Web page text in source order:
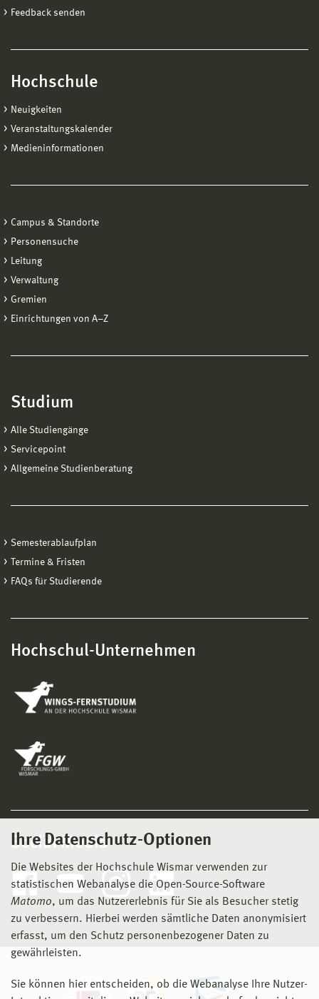
Ihre Datenschutz-Optionen
Die Websites der Hochschule Wismar verwenden zur
statistischen Webanalyse die Open-Source-Software
Matomo, um das Nutzererlebnis für Sie als Besucher stetig
zu verbessern. Hierbei werden sämtliche Daten anonymisiert
erfasst, um den Schutz personenbezogener Daten zu
gewährleisten.
Sie können hier entscheiden, ob die Webanalyse Ihre Nutzer-
Feedback senden
Hochschule
Neuigkeiten
Veranstaltungskalender
Medieninformationen
Campus & Standorte
Personensuche
Leitung
Verwaltung
Gremien
Einrichtungen von A−Z
Studium
Alle Studiengänge
Servicepoint
Allgemeine Studienberatung
Semesterablaufplan
Termine & Fristen
FAQs für Studierende
Hochschul-Unternehmen
Social Media